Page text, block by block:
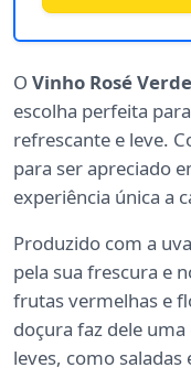
O Vinho Rosé
escolha perfeita
refrescante e leve.
para ser apreciado
experiência única a
Produzido com a uva
pela sua frescura e
frutas vermelhas e
doçura faz dele
leves, como